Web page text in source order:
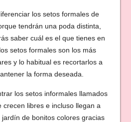
los setos formales de
tendrán una poda distinta,
saber cuál es el que tienes en
setos formales son los más
y lo habitual es recortarlos a
la forma deseada.
los setos informales llamados
libres e incluso llegan a
de bonitos colores gracias